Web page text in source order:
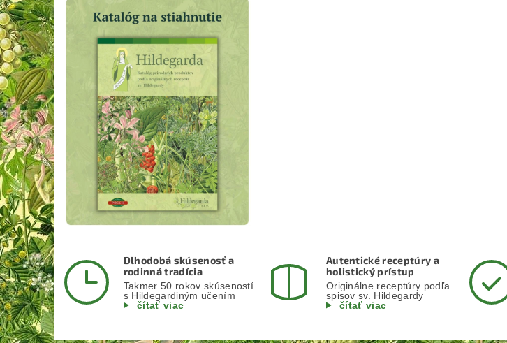
Dlhodobá skúsenosť a
rodinná tradícia
Takmer 50 rokov skúseností
s Hildegardiným učením
čítať viac
Autentické receptúry a
holistický prístup
Originálne receptúry podľa
spisov sv. Hildegardy
čítať viac